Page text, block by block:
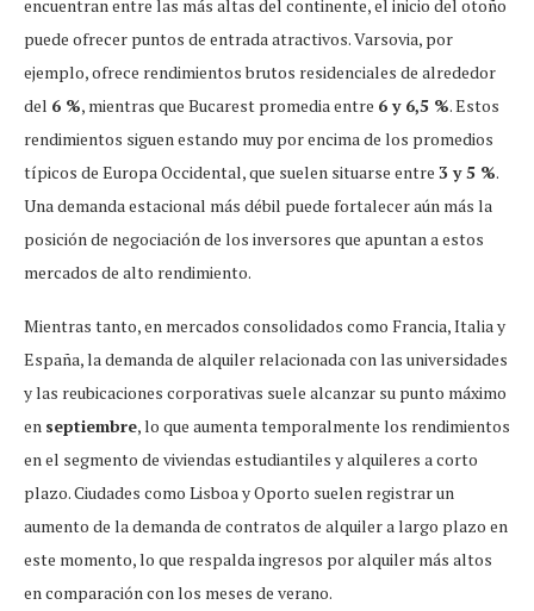
encuentran entre las más altas del continente, el inicio del otoño
puede ofrecer puntos de entrada atractivos. Varsovia, por
ejemplo, ofrece rendimientos brutos residenciales de alrededor
del 6 %, mientras que Bucarest promedia entre 6 y 6,5 %. Estos
rendimientos siguen estando muy por encima de los promedios
típicos de Europa Occidental, que suelen situarse entre 3 y 5 %.
Una demanda estacional más débil puede fortalecer aún más la
posición de negociación de los inversores que apuntan a estos
mercados de alto rendimiento.
Mientras tanto, en mercados consolidados como Francia, Italia y
España, la demanda de alquiler relacionada con las universidades
y las reubicaciones corporativas suele alcanzar su punto máximo
en septiembre, lo que aumenta temporalmente los rendimientos
en el segmento de viviendas estudiantiles y alquileres a corto
plazo. Ciudades como Lisboa y Oporto suelen registrar un
aumento de la demanda de contratos de alquiler a largo plazo en
este momento, lo que respalda ingresos por alquiler más altos
en comparación con los meses de verano.